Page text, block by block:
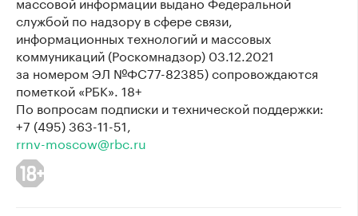
службой по надзору в сфере связи,
информационных технологий и массовых
коммуникаций (Роскомнадзор) 03.12.2021
за номером ЭЛ №ФС77-82385) сопровождаются
пометкой «РБК». 18+
По вопросам подписки и технической поддержки:
+7 (495) 363-11-51,
rrnv-moscow@rbc.ru